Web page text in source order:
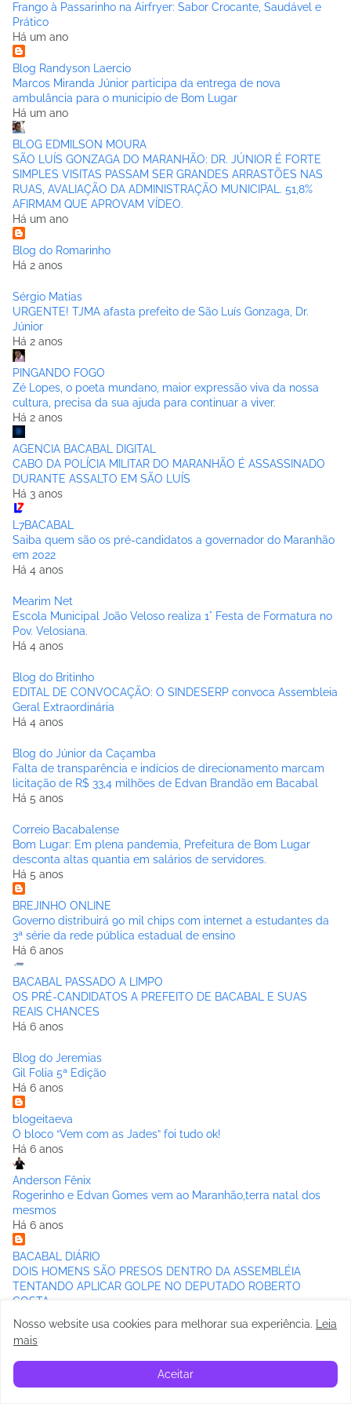
Frango à Passarinho na Airfryer: Sabor Crocante, Saudável e
Prático
Há um ano
Blog Randyson Laercio
Marcos Miranda Júnior participa da entrega de nova
ambulância para o municipio de Bom Lugar
Há um ano
BLOG EDMILSON MOURA
SÃO LUÍS GONZAGA DO MARANHÃO: DR. JÚNIOR É FORTE
SIMPLES VISITAS PASSAM SER GRANDES ARRASTÕES NAS
RUAS, AVALIAÇÃO DA ADMINISTRAÇÃO MUNICIPAL. 51,8%
AFIRMAM QUE APROVAM VÍDEO.
Há um ano
Blog do Romarinho
Há 2 anos
Sérgio Matias
URGENTE! TJMA afasta prefeito de São Luís Gonzaga, Dr.
Júnior
Há 2 anos
PINGANDO FOGO
Zé Lopes, o poeta mundano, maior expressão viva da nossa
cultura, precisa da sua ajuda para continuar a viver.
Há 2 anos
AGENCIA BACABAL DIGITAL
CABO DA POLÍCIA MILITAR DO MARANHÃO É ASSASSINADO
DURANTE ASSALTO EM SÃO LUÍS
Há 3 anos
L7BACABAL
Saiba quem são os pré-candidatos a governador do Maranhão
em 2022
Há 4 anos
Mearim Net
Escola Municipal João Veloso realiza 1° Festa de Formatura no
Pov. Velosiana.
Há 4 anos
Blog do Britinho
EDITAL DE CONVOCAÇÃO: O SINDESERP convoca Assembleia
Geral Extraordinária
Há 4 anos
Blog do Júnior da Caçamba
Falta de transparência e indícios de direcionamento marcam
licitação de R$ 33,4 milhões de Edvan Brandão em Bacabal
Há 5 anos
Correio Bacabalense
Bom Lugar: Em plena pandemia, Prefeitura de Bom Lugar
desconta altas quantia em salários de servidores.
Há 5 anos
BREJINHO ONLINE
Governo distribuirá 90 mil chips com internet a estudantes da
3ª série da rede pública estadual de ensino
Há 6 anos
BACABAL PASSADO A LIMPO
OS PRÉ-CANDIDATOS A PREFEITO DE BACABAL E SUAS
REAIS CHANCES
Há 6 anos
Blog do Jeremias
Gil Folia 5ª Edição
Há 6 anos
blogeitaeva
O bloco “Vem com as Jades” foi tudo ok!
Há 6 anos
Anderson Fênix
Rogerinho e Edvan Gomes vem ao Maranhão,terra natal dos
mesmos
Há 6 anos
BACABAL DIÁRIO
DOIS HOMENS SÃO PRESOS DENTRO DA ASSEMBLÉIA
TENTANDO APLICAR GOLPE NO DEPUTADO ROBERTO
COSTA
Mostrar todos
Nosso website usa cookies para melhorar sua experiência.
Leia
mais
Aceitar